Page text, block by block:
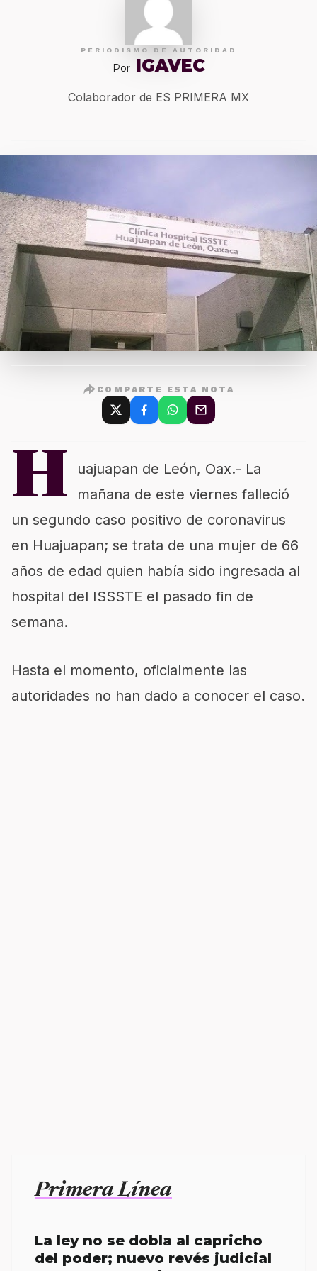
PERIODISMO DE AUTORIDAD
Por IGAVEC
Colaborador de ES PRIMERA MX
COMPARTE ESTA NOTA
H
uajuapan de León, Oax.- La
mañana de este viernes falleció
un segundo caso positivo de coronavirus
en Huajuapan; se trata de una mujer de 66
años de edad quien había sido ingresada al
hospital del ISSSTE el pasado fin de
semana.
Hasta el momento, oficialmente las
autoridades no han dado a conocer el caso.
Primera Línea
La ley no se dobla al capricho
del poder; nuevo revés judicial